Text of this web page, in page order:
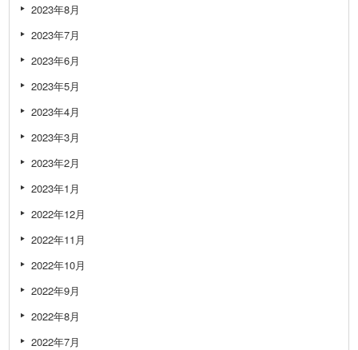
2023年8月
2023年7月
2023年6月
2023年5月
2023年4月
2023年3月
2023年2月
2023年1月
2022年12月
2022年11月
2022年10月
2022年9月
2022年8月
2022年7月